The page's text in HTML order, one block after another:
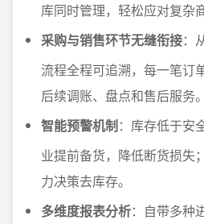
库同时管理，轻松应对复杂
采购与销售环节无缝衔接：
流程全程可追溯，每一笔订
后续调账、盘点和售后服务。
智能预警机制：库存低于安
业提前备货，降低断货损失
力决策去库存。
多维度报表分析：自带多种